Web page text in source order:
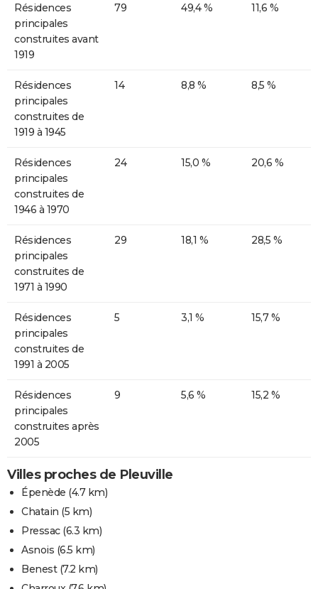
Résidences
principales
construites avant
1919
79 49,4 % 11,6 %
Résidences
principales
construites de
1919 à 1945
14 8,8 % 8,5 %
Résidences
principales
construites de
1946 à 1970
24 15,0 % 20,6 %
Résidences
principales
construites de
1971 à 1990
29 18,1 % 28,5 %
Résidences
principales
construites de
1991 à 2005
5 3,1 % 15,7 %
Résidences
principales
construites après
2005
9 5,6 % 15,2 %
Villes proches de Pleuville
Épenède (4.7 km)
Chatain (5 km)
Pressac(6.3 km)
Asnois (6.5 km)
Benest(7.2 km)